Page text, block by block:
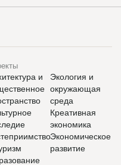
и
Экология и
окружающая
среда
Креативная
экономика
Экономическое
развитие